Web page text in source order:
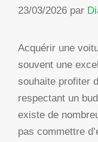
23/03/2026 par
Acquérir une
souvent une
souhaite profiter
respectant un
existe de
pas commettre